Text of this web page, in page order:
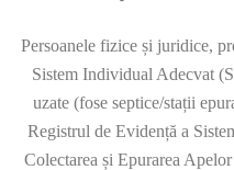
Persoanele fizice și juridice,
Sistem Individual Adecvat
uzate (fose septice/stații
Registrul de Evidență a
Colectarea și Epurarea